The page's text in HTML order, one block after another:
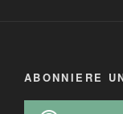
ABONNIERE